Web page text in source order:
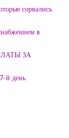
сорвались
в
ЗА
й день